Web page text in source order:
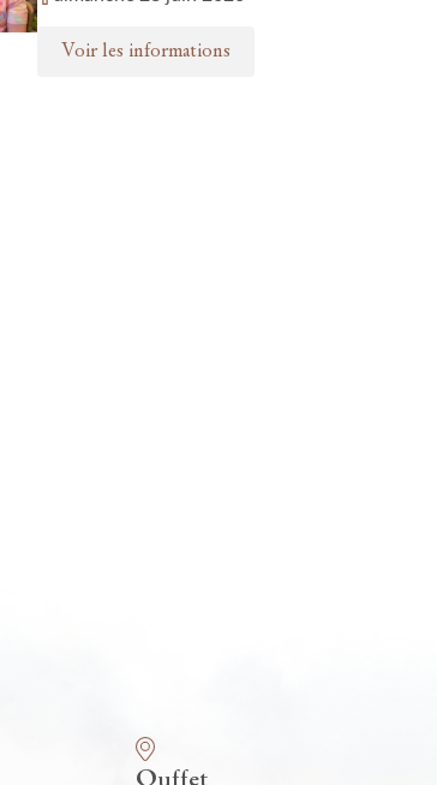
Voir les informations